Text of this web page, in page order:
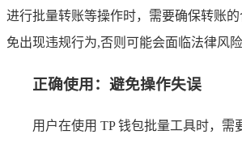
进行批量转账等操作时，需要确保转账
免出现违规行为,否则可能会面临法律风险
正确使用：避免操作失误
用户在使用 TP 钱包批量工具时，需